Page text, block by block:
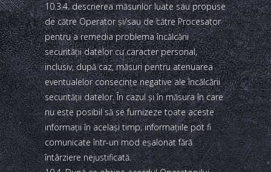
10.3.4. descrierea măsurilor luate sau propuse
de către Operator şi/sau de către Procesator
pentru a remedia problema încălcării
securităţii datelor cu caracter personal,
inclusiv, după caz, măsuri pentru atenuarea
eventualelor consecinţe negative ale încălcării
securităţii datelor. În cazul şi în măsura în care
nu este posibil să se furnizeze toate aceste
informaţii în acelaşi timp, informaţiile pot fi
comunicate într-un mod eşalonat fără
întârziere nejustificată.